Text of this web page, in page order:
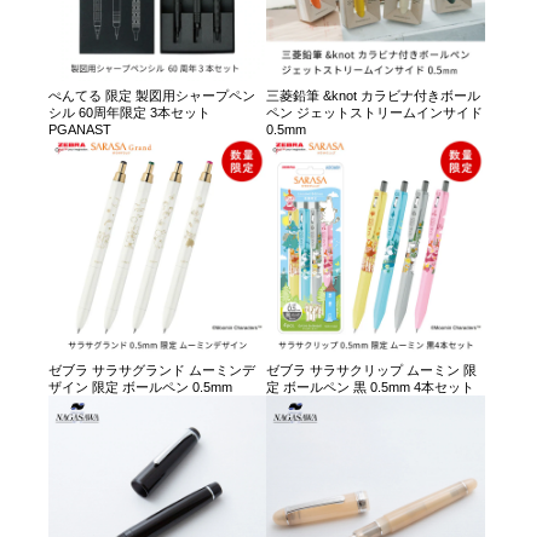
ぺんてる 限定 製図用シャープペン
シル 60周年限定 3本セット
PGANAST
三菱鉛筆 &knot カラビナ付きボール
ペン ジェットストリームインサイド
0.5mm
ゼブラ サラサグランド ムーミンデ
ザイン 限定 ボールペン 0.5mm
ゼブラ サラサクリップ ムーミン 限
定 ボールペン 黒 0.5mm 4本セット